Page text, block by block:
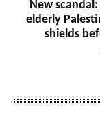
New
elderly
shields